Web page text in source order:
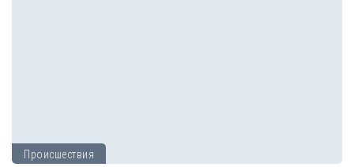
Происшествия